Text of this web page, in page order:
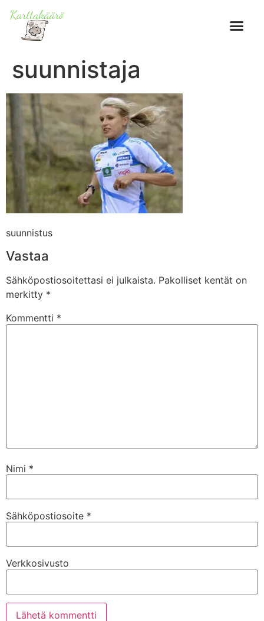
suunnistaja
suunnistus
Vastaa
Sähköpostiosoitettasi ei julkaista. Pakolliset kentät on
merkitty *
Kommentti *
Nimi *
Sähköpostiosoite *
Verkkosivusto